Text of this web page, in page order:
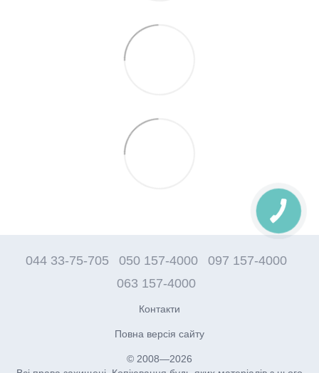
044 33-75-705 050 157-4000
097 157-4000
063 157-4000
Контакти
Повна версія сайту
© 2008—2026